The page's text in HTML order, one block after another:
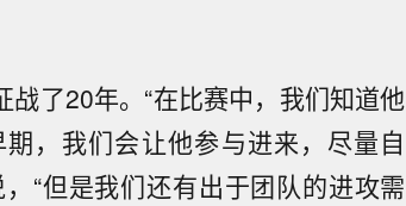
了20年。“在比赛中，我们知道他
，我们会让他参与进来，尽量自
“但是我们还有出于团队的进攻需